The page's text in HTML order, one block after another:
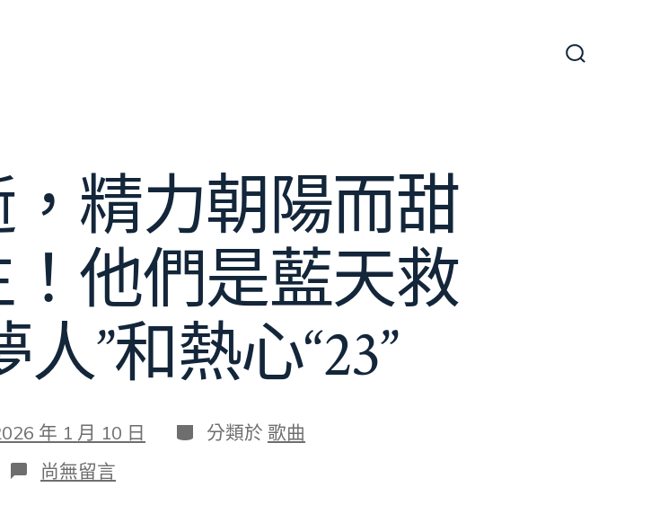
精力朝陽而甜
他們是藍天救
”和熱心“23”
年 1 月 10 日 分
類
分類於 歌曲
在
〈性
尚無留言